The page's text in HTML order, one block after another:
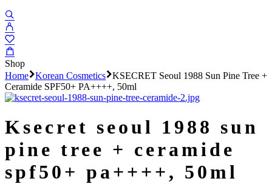
Shop
Home
Korean Cosmetics
KSECRET Seoul 1988 Sun Pine Tree +
Ceramide SPF50+ PA++++, 50ml
ksecret seoul 1988 sun
pine tree + ceramide
spf50+ pa++++, 50ml